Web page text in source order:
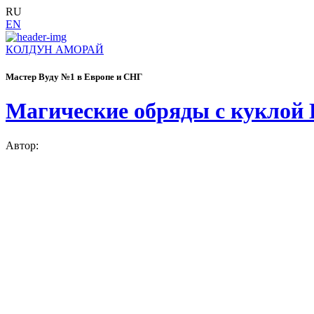
RU
EN
КОЛДУН АМОРАЙ
Мастер Вуду №1 в Европе и СНГ
Магические обряды с куклой
Автор: